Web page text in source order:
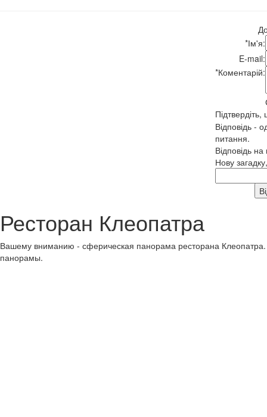
*Ім'я:
E-mail:
*Коментарій:
Відповідь -
питання.
Відповідь
Нову
Ресторан Клеопатра
Вашему вниманию - сферическая панорама ресторана
панорамы.